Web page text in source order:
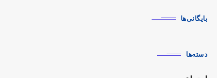
بایگانی‌ها
دسته‌ها